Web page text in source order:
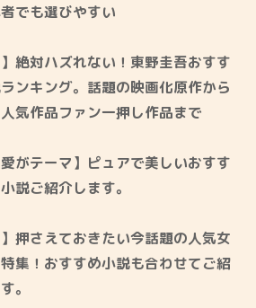
でも選びやすい
】絶対ハズれない！東野圭吾おすす
ンキング。話題の映画化原作から
気作品ファン一押し作品まで
愛がテーマ】ピュアで美しいおすす
説ご紹介します。
】押さえておきたい今話題の人気女
集！おすすめ小説も合わせてご紹
。